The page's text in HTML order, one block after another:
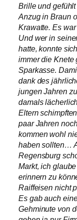
Brille und
Anzug in Braun
Krawatte. Es
Und wer in
hatte, konnte
immer die Knete
Sparkasse.
dank des
jungen Jahren
damals
Eltern
paar Jahren
kommen wohl
haben sollten…
Regensburg
Markt, ich
erinnern zu
Raiffeisen nicht
Es gab auch
Gehminute von